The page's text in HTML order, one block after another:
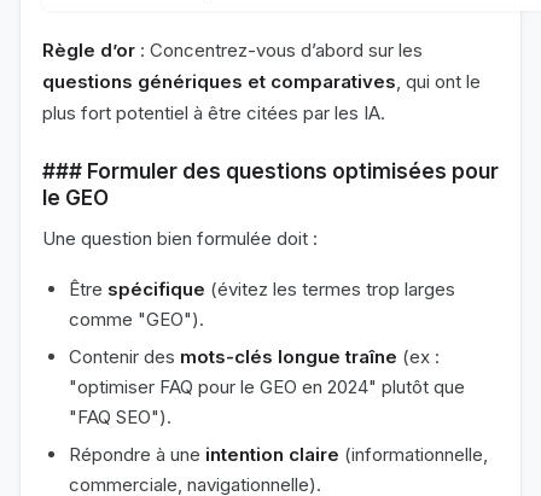
Règle d’or : Concentrez-vous d’abord sur les
questions génériques et comparatives, qui ont le
plus fort potentiel à être citées par les IA.
### Formuler des questions optimisées pour
le GEO
Une question bien formulée doit :
Être spécifique (évitez les termes trop larges
comme "GEO").
Contenir des mots-clés longue traîne (ex :
"optimiser FAQ pour le GEO en 2024" plutôt que
"FAQ SEO").
Répondre à une intention claire (informationnelle,
commerciale, navigationnelle).